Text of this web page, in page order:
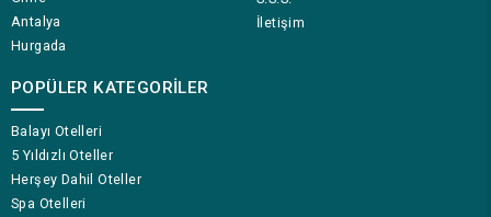
Antalya
Hurgada
POPÜLER KATEGORILER
Balayı Otelleri
5 Yıldızlı Oteller
Herşey Dahil Oteller
Spa Otelleri
İletişim